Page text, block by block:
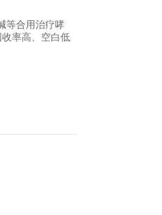
等合用治疗哮
率高、空白低